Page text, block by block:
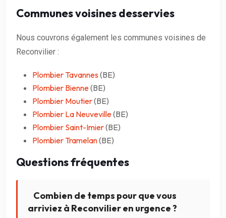
Communes voisines desservies
Nous couvrons également les communes voisines de
Reconvilier :
Plombier Tavannes(BE)
Plombier Bienne(BE)
Plombier Moutier(BE)
Plombier La Neuveville(BE)
Plombier Saint-Imier(BE)
Plombier Tramelan(BE)
Questions fréquentes
Combien de temps pour que vous
arriviez à Reconvilier en urgence ?